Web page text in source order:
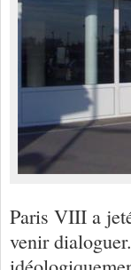
Paris VIII a
venir